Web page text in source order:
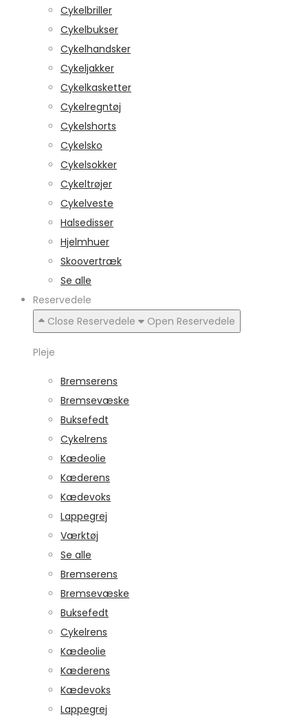
Cykelbriller
Cykelbukser
Cykelhandsker
Cykeljakker
Cykelkasketter
Cykelregntøj
Cykelshorts
Cykelsko
Cykelsokker
Cykeltrøjer
Cykelveste
Halsedisser
Hjelmhuer
Skoovertræk
Se alle
Reservedele
Close Reservedele
Open Reservedele
Pleje
Bremserens
Bremsevæske
Buksefedt
Cykelrens
Kædeolie
Kæderens
Kædevoks
Lappegrej
Værktøj
Se alle
Bremserens
Bremsevæske
Buksefedt
Cykelrens
Kædeolie
Kæderens
Kædevoks
Lappegrej